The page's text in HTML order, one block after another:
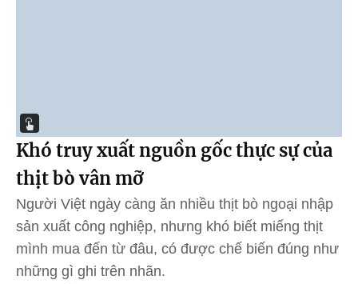
Khó truy xuất nguồn gốc thực sự của
thịt bò vân mỡ
Người Việt ngày càng ăn nhiều thịt bò ngoại nhập
sản xuất công nghiệp, nhưng khó biết miếng thịt
mình mua đến từ đâu, có được chế biến đúng như
những gì ghi trên nhãn.